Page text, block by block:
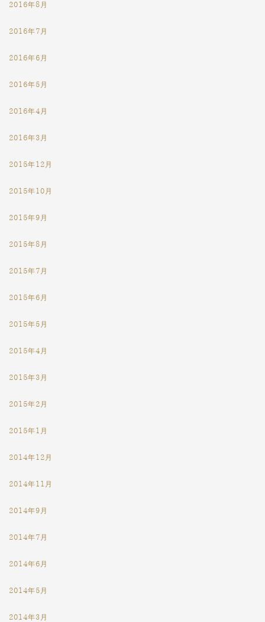
2016年8月
2016年7月
2016年6月
2016年5月
2016年4月
2016年3月
2015年12月
2015年10月
2015年9月
2015年8月
2015年7月
2015年6月
2015年5月
2015年4月
2015年3月
2015年2月
2015年1月
2014年12月
2014年11月
2014年9月
2014年7月
2014年6月
2014年5月
2014年3月